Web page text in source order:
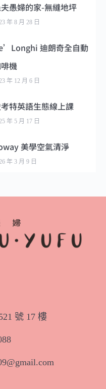
愚婦的家-無縫地坪
年 8 月 28 日
迪朗奇全自動
機
年 12 月 6 日
特英語生態線上課
年 5 月 17 日
美學空氣清淨
年 3 月 9 日
號 17 樓